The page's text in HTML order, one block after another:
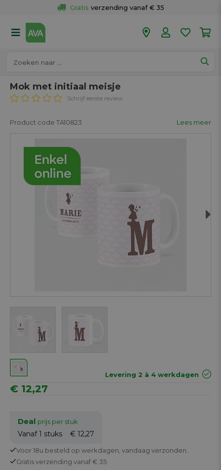
Gratis verzending vanaf € 35
50 winkels
Mok met initiaal meisje
Schrijf eerste review
Product code TA10823 Lees meer
Levering 2 à 4 werkdagen
€ 12,27
Deal prijs per stuk
Vanaf 1 stuks € 12,27
Voor 18u besteld op werkdagen, vandaag verzonden.
Gratisverzending vanaf € 35